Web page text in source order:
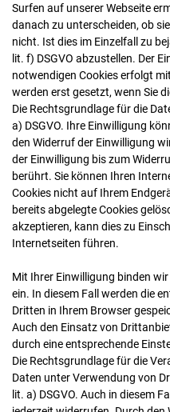
Surfen auf unserer Webseite
danach zu unterscheiden, ob
nicht. Ist dies im Einzelfall zu
lit. f) DSGVO abzustellen. Der
notwendigen Cookies erfolgt
werden erst gesetzt, wenn Sie
Die Rechtsgrundlage für die
a) DSGVO. Ihre Einwilligung
den Widerruf der Einwilligung
der Einwilligung bis zum
berührt. Sie können Ihren
Cookies nicht auf Ihrem
bereits abgelegte Cookies
akzeptieren, kann dies zu
Internetseiten führen.
Mit Ihrer Einwilligung binden
ein. In diesem Fall werden die
Dritten in Ihrem Browser
Auch den Einsatz von
durch eine entsprechende
Die Rechtsgrundlage für die
Daten unter Verwendung von
lit. a) DSGVO. Auch in diesem